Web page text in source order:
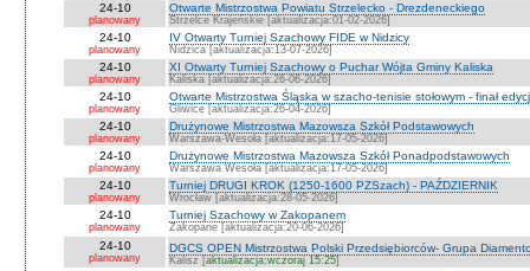
24-10
planowany
Otwarte Mistrzostwa Powiatu Strzelecko - Drezdeneckiego
Strzelce Krajeńskie [aktualizacja:01-02-2026]
24-10
planowany
IV Otwarty Turniej Szachowy FIDE w Nidzicy
Nidzica [aktualizacja:13-07-2026]
24-10
planowany
XI Otwarty Turniej Szachowy o Puchar Wójta Gminy Kaliska
Kaliska [aktualizacja:26-06-2026]
24-10
planowany
Otwarte Mistrzostwa Śląska w szacho-tenisie stołowym - finał
Gliwice [aktualizacja:26-04-2026]
24-10
planowany
Drużynowe Mistrzostwa Mazowsza Szkół Podstawowych
Warszawa-Wesoła [aktualizacja:17-05-2026]
24-10
planowany
Drużynowe Mistrzostwa Mazowsza Szkół Ponadpodstawowych
Warszawa Wesoła [aktualizacja:17-05-2026]
24-10
planowany
Turniej DRUGI KROK (1250-1600 PZSzach) - PAŹDZIERNIK
Wrocław [aktualizacja:28-05-2026]
24-10
planowany
Turniej Szachowy w Zakopanem
Zakopane [aktualizacja:20-06-2026]
24-10
planowany
DGCS OPEN Mistrzostwa Polski Przedsiębiorców- Grupa
Kalisz [aktualizacja:wczoraj 15:25]